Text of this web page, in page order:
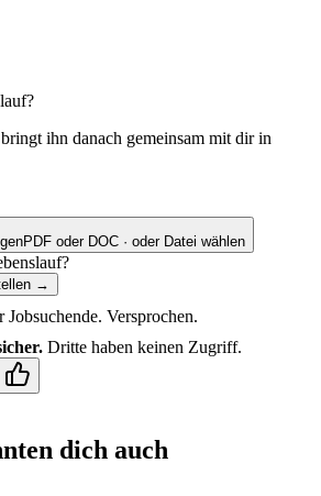
ihn danach gemeinsam mit dir in
PDF oder DOC · oder Datei wählen
→
Jobsuchende. Versprochen.
Dritte haben keinen Zugriff.
dich auch